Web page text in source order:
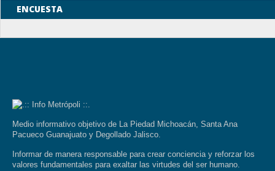
ENCUESTA
Medio informativo objetivo de La Piedad Michoacán, Santa Ana
Pacueco Guanajuato y Degollado Jalisco.
Informar de manera responsable para crear conciencia y reforzar los
valores fundamentales para exaltar las virtudes del ser humano.